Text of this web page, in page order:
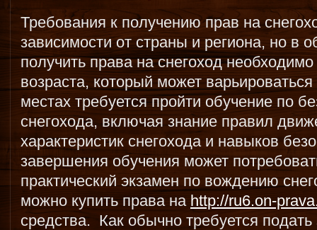
Требования к получению прав на
зависимости от страны и региона, но в
получить права на снегоход
возраста, который может
местах требуется пройти обучение по
снегохода, включая знание правил
характеристик снегохода и навыков
завершения обучения может
практический экзамен по вождению
можно купить права на http://ru6.on-
средства. Как обычно требуется